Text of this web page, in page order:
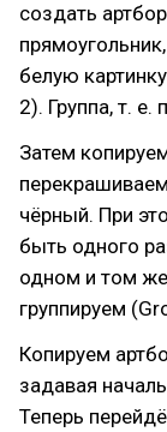
создать
белую
2). Группа, т.
Затем
чёрный. При
быть одного
одном и том
группируем
Копируем
задавая
Теперь